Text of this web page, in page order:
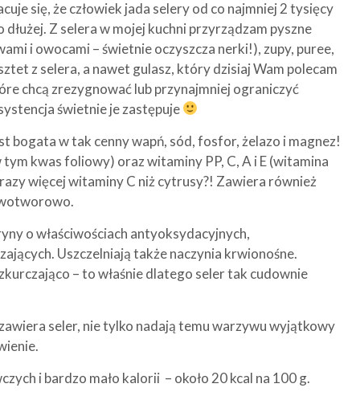
się, że człowiek jada selery od co najmniej 2 tysięcy
dłużej. Z selera w mojej kuchni przyrządzam pyszne
i owocami – świetnie oczyszcza nerki!), zupy, puree,
z selera, a nawet gulasz, który dzisiaj Wam polecam
chcą zrezygnować lub przynajmniej ograniczyć
świetnie je zastępuje
bogata w tak cenny wapń, sód, fosfor, żelazo i magnez!
kwas foliowy) oraz witaminy PP, C, A i E (witamina
więcej witaminy C niż cytrusy?! Zawiera również
o właściwościach antyoksydacyjnych,
Uszczelniają także naczynia krwionośne.
– to właśnie dlatego seler tak cudownie
seler, nie tylko nadają temu warzywu wyjątkowy
i bardzo mało kalorii – około 20 kcal na 100 g.